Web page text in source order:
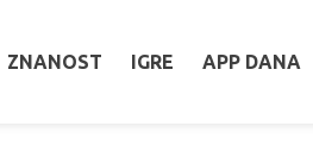
ZNANOST IGRE APP DANA